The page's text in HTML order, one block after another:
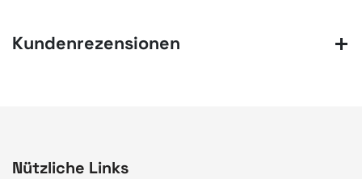
Kundenrezensionen
Nützliche Links